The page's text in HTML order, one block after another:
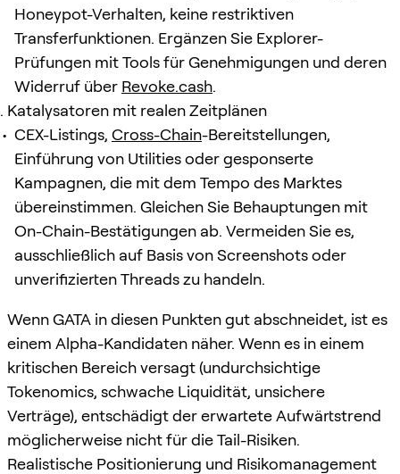
Honeypot-Verhalten, keine restriktiven
Transferfunktionen. Ergänzen Sie Explorer-
Prüfungen mit Tools für Genehmigungen und deren
Widerruf über Revoke.cash.
Katalysatoren mit realen Zeitplänen
CEX-Listings, Cross-Chain-Bereitstellungen,
Einführung von Utilities oder gesponserte
Kampagnen, die mit dem Tempo des Marktes
übereinstimmen. Gleichen Sie Behauptungen mit
On-Chain-Bestätigungen ab. Vermeiden Sie es,
ausschließlich auf Basis von Screenshots oder
unverifizierten Threads zu handeln.
Wenn GATA in diesen Punkten gut abschneidet, ist es
einem Alpha-Kandidaten näher. Wenn es in einem
kritischen Bereich versagt (undurchsichtige
Tokenomics, schwache Liquidität, unsichere
Verträge), entschädigt der erwartete Aufwärtstrend
möglicherweise nicht für die Tail-Risiken.
Realistische Positionierung und Risikomanagement